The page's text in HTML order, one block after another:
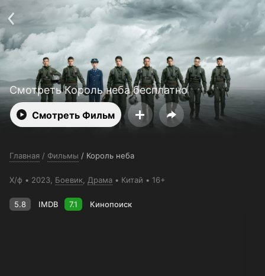
Смотреть Король неба бесплатно
Смотреть Фильм
Главная / Фильмы / Король неба
Х/ф 2023, Боевик Драма Китай 16+
5.8 IMDB 7.1 Кинопоиск
support@24h.tv
О сервисе
Пользовательское соглашение
Политика конфиденциальности
Для партнёров
Открыть приложение
Ввести промокод
Установить на ТВ
Бесплатные каналы Контакты